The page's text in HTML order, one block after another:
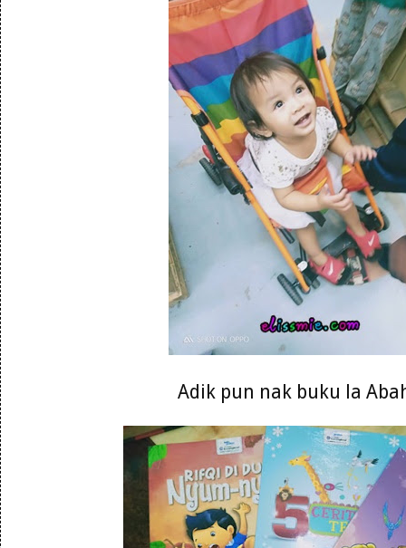
Adik pun nak buku la